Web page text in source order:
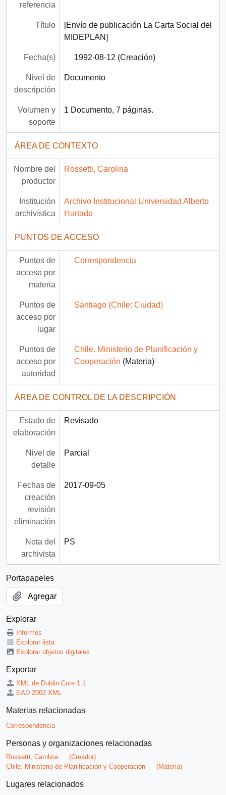
referencia
Título
[Envío de publicación La Carta Social del
MIDEPLAN]
Fecha(s) 1992-08-12 (Creación)
Nivel de
descripción
Documento
Volumen y
soporte
1 Documento, 7 páginas.
ÁREA DE CONTEXTO
Nombre del
productor
Rossetti, Carolina
Institución
archivística
Archivo Institucional Universidad Alberto
Hurtado
PUNTOS DE ACCESO
Puntos de
acceso por
materia
Correspondencia
Puntos de
acceso por
lugar
Santiago (Chile: Ciudad)
Puntos de
acceso por
autoridad
Chile. Ministerio de Planificación y
Cooperación (Materia)
ÁREA DE CONTROL DE LA DESCRIPCIÓN
Estado de
elaboración
Revisado
Nivel de
detalle
Parcial
Fechas de
creación
revisión
eliminación
2017-09-05
Nota del
archivista
PS
Portapapeles
Agregar
Explorar
Informes
Explorar lista
Explorar objetos digitales
Exportar
XML de Dublin Core 1.1
EAD 2002 XML
Materias relacionadas
Correspondencia
Personas y organizaciones relacionadas
Rossetti, Carolina
(Creador)
Chile. Ministerio de Planificación y Cooperación
(Materia)
Lugares relacionados